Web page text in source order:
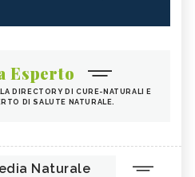
Esperto
DIRECTORY DI CURE-NATURALI E
DI SALUTE NATURALE.
Naturale